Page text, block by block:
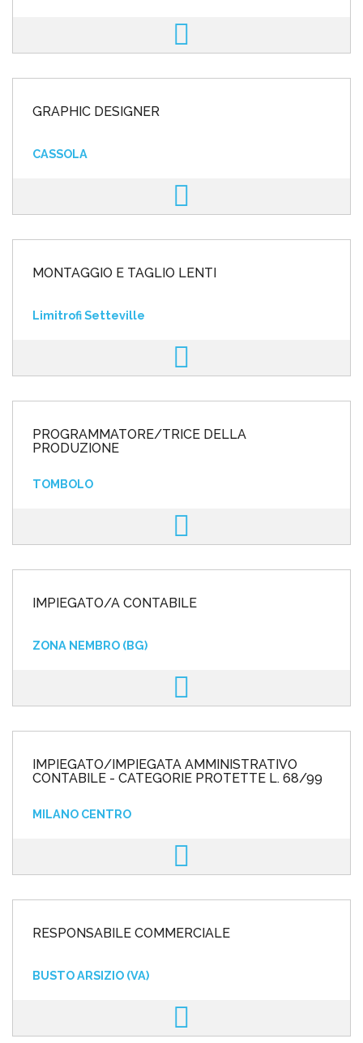
GRAPHIC DESIGNER
CASSOLA
MONTAGGIO E TAGLIO LENTI
Limitrofi Setteville
PROGRAMMATORE/TRICE DELLA
PRODUZIONE
TOMBOLO
IMPIEGATO/A CONTABILE
ZONA NEMBRO (BG)
IMPIEGATO/IMPIEGATA AMMINISTRATIVO
CONTABILE - CATEGORIE PROTETTE L. 68/99
MILANO CENTRO
RESPONSABILE COMMERCIALE
BUSTO ARSIZIO (VA)